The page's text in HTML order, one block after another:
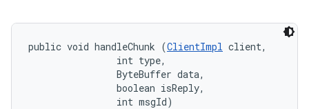
public void handleChunk (ClientImpl client,
                int type,
                ByteBuffer data,
                boolean isReply,
                int msgId)